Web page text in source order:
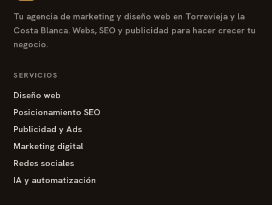
Tu agencia de marketing y diseño web en Torrevieja y la
Costa Blanca. Webs, SEO y publicidad para hacer crecer tu
negocio.
SERVICIOS
Diseño web
Posicionamiento SEO
Publicidad y Ads
Marketing digital
Redes sociales
IA y automatización